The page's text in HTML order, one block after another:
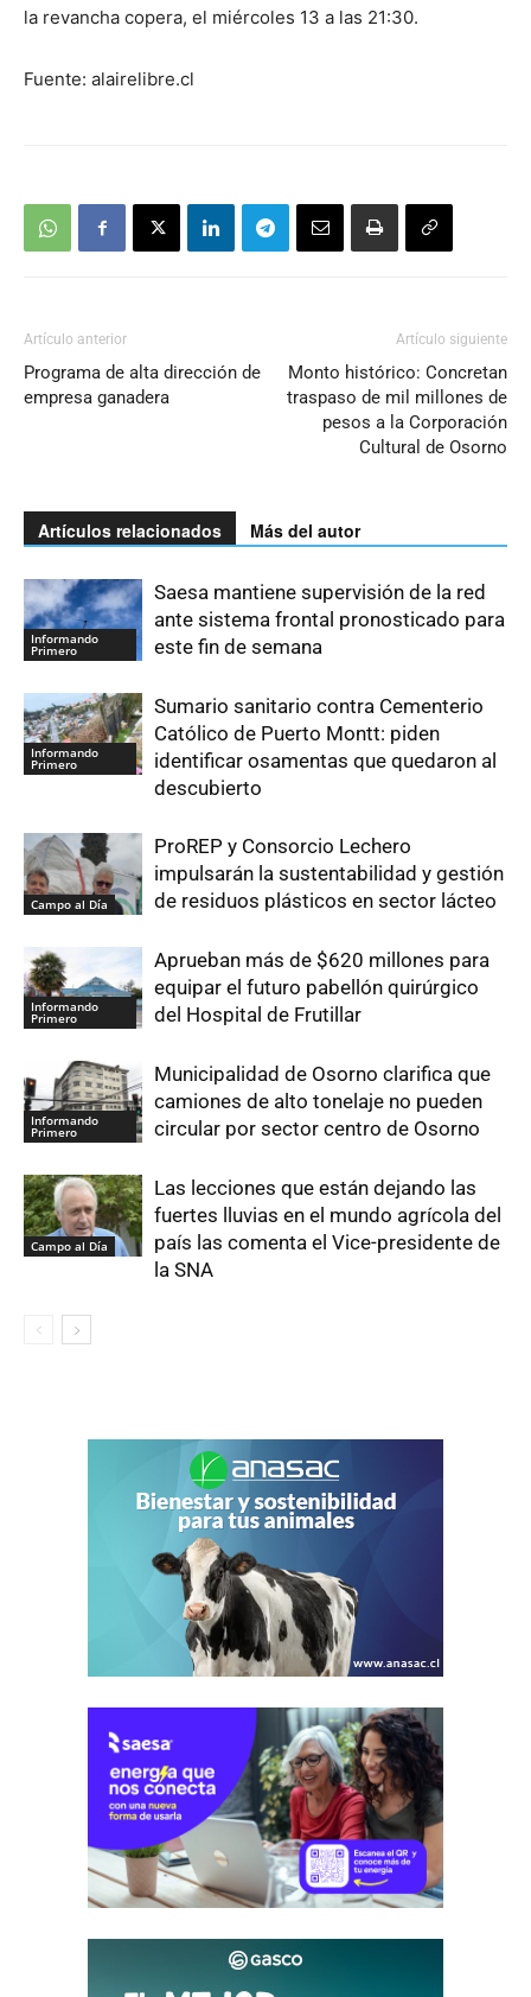
la revancha copera, el miércoles 13 a las 21:30.
Fuente: alairelibre.cl
Artículo anterior
Programa de alta dirección de
empresa ganadera
Artículo siguiente
Monto histórico: Concretan
traspaso de mil millones de
pesos a la Corporación
Cultural de Osorno
Artículos relacionados Más del autor
Informando
Primero
Saesa mantiene supervisión de la red
ante sistema frontal pronosticado para
este fin de semana
Informando
Primero
Sumario sanitario contra Cementerio
Católico de Puerto Montt: piden
identificar osamentas que quedaron al
descubierto
Campo al Día
ProREP y Consorcio Lechero
impulsarán la sustentabilidad y gestión
de residuos plásticos en sector lácteo
Informando
Primero
Aprueban más de $620 millones para
equipar el futuro pabellón quirúrgico
del Hospital de Frutillar
Informando
Primero
Municipalidad de Osorno clarifica que
camiones de alto tonelaje no pueden
circular por sector centro de Osorno
Campo al Día
Las lecciones que están dejando las
fuertes lluvias en el mundo agrícola del
país las comenta el Vice-presidente de
la SNA